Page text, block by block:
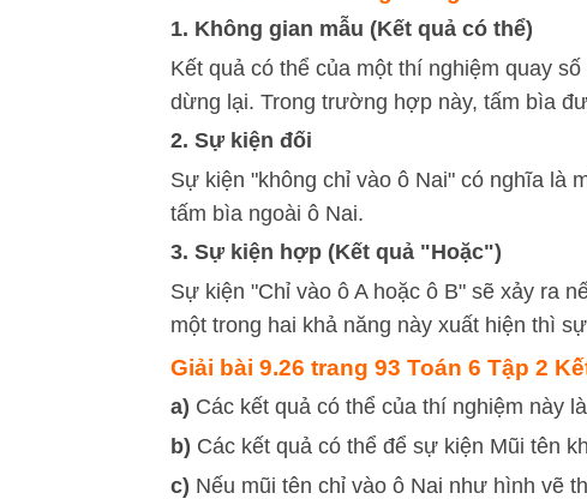
1. Không gian mẫu (Kết quả có thể)
Kết quả có thể của một thí nghiệm quay
dừng lại. Trong trường hợp này, tấm bìa
2. Sự kiện đối
Sự kiện "không chỉ vào ô Nai" có nghĩa là
tấm bìa ngoài ô Nai.
3. Sự kiện hợp (Kết quả "Hoặc")
Sự kiện "Chỉ vào ô A hoặc ô B" sẽ xảy ra
một trong hai khả năng này xuất hiện thì
Giải bài 9.26 trang 93 Toán 6 Tập 2
a) Các kết quả có thể của thí nghiệm này
b) Các kết quả có thể để sự kiện Mũi tên
c) Nếu mũi tên chỉ vào ô Nai như hình vẽ